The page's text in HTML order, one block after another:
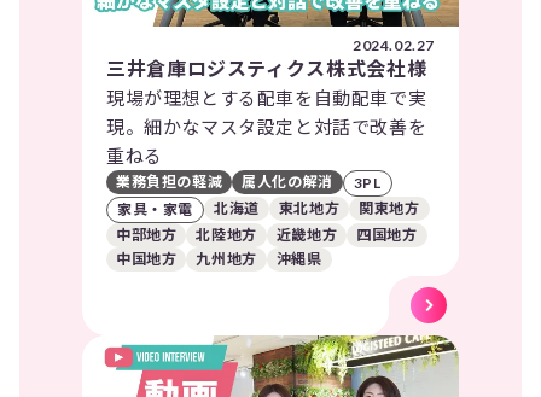
2024.02.27
三井倉庫ロジスティクス株式会社様
現場が理想とする配車を自動配車で実
現。細かなマスタ設定と対話で改善を
重ねる
業務負担の軽減 属人化の解消
3PL
家具・家電
北海道 東北地方
関東地方
中部地方
北陸地方 近畿地方
四国地方
中国地方
九州地方 沖縄県